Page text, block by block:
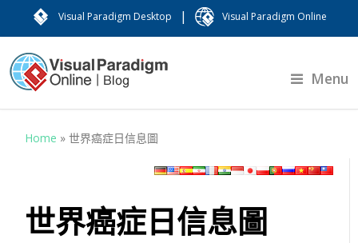
Visual Paradigm Desktop | Visual Paradigm Online
Menu
Home »世界癌症日信息圖
世界癌症日信息圖